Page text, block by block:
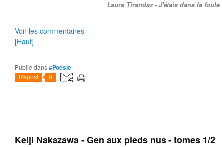
Laura Tirandaz - J'étais dans la foule
Voir les commentaires
[Haut]
Publié dans#Poésie
Repost 0
Keiji Nakazawa - Gen aux pieds nus - tomes 1/2